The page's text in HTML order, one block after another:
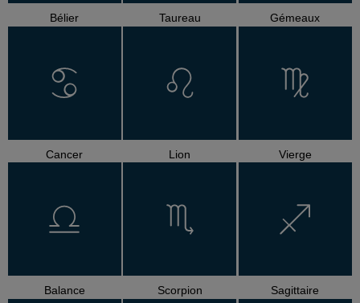
Bélier Taureau Gémeaux
Cancer Lion Vierge
Balance Scorpion Sagittaire